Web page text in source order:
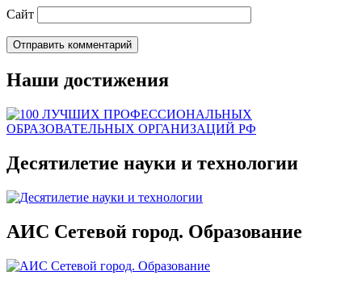
Сайт
Наши достижения
Десятилетие науки и технологии
АИС Сетевой город. Образование